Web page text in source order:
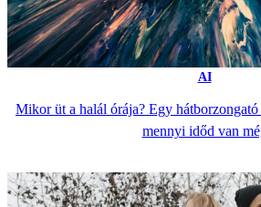
AI
Mikor üt a halál órája? Egy
mennyi időd van